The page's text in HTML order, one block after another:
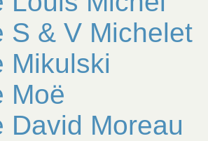
S & V Michelet
Mikulski
Moë
David Moreau